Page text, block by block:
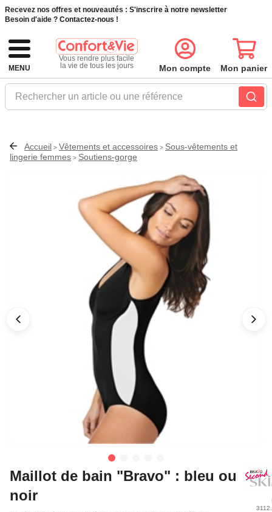
Recevez nos offres et nouveautés : S'inscrire à notre newsletter
Besoin d'aide ? Contactez-nous !
MENU
Vous rendre plus facile
la vie de tous les jours
Rechercher un article ou une référence
Mon compte Mon panier
Accueil > Vêtements et accessoires > Sous-vêtements et
lingerie femmes > Soutiens-gorge
Maillot de bain "Bravo" : bleu ou
noir